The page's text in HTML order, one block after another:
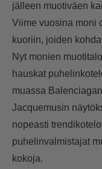
jälleen muotiväen
Viime vuosina moni
kuoriin, joiden
Nyt monien
hauskat
muassa
Jacquemusin
nopeasti
puhelinvalmistajat
kokoja.